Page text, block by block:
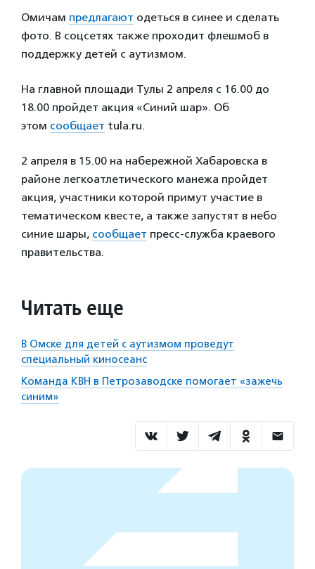
Омичам предлагают одеться в синее и сделать
фото. В соцсетях также проходит флешмоб в
поддержку детей с аутизмом.
На главной площади Тулы 2 апреля с 16.00 до
18.00 пройдет акция «Синий шар». Об
этом сообщает tula.ru.
2 апреля в 15.00 на набережной Хабаровска в
районе легкоатлетического манежа пройдет
акция, участники которой примут участие в
тематическом квесте, а также запустят в небо
синие шары, сообщает пресс-служба краевого
правительства.
Читать еще
В Омске для детей с аутизмом проведут
специальный киносеанс
Команда КВН в Петрозаводске помогает «зажечь
синим»